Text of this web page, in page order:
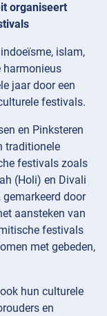
organiseert
islam,
harmonieus
jaar door een
festivals.
en Pinksteren
traditionele
festivals zoals
(Holi) en Divali
door
aansteken van
festivals
met gebeden,
hun culturele
en